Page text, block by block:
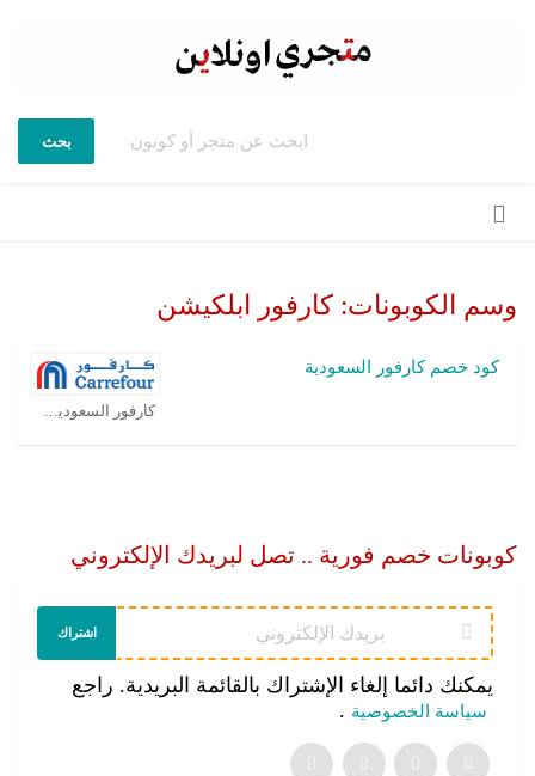
بحث
وسم الكوبونات: كارفور ابلكيشن
كود خصم كارفور السعودية
كوبونات خصم فورية .. تصل لبريدك الإلكتروني
اشتراك
يمكنك دائما إلغاء الإشتراك بالقائمة البريدية. راجع
سياسة الخصوصية .